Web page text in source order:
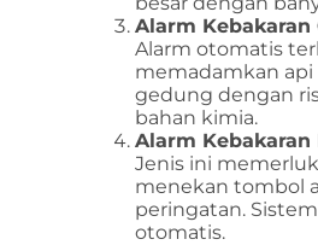
Alarm
Alarm otomatis
memadamkan
gedung dengan
bahan kimia.
Alarm Kebakaran
Jenis ini
menekan tombol
peringatan.
otomatis.